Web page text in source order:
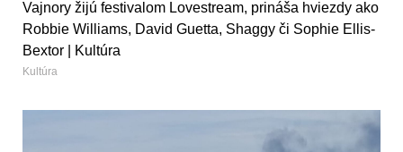
Vajnory žijú festivalom Lovestream, prináša hviezdy ako
Robbie Williams, David Guetta, Shaggy či Sophie Ellis-
Bextor | Kultúra
Kultúra